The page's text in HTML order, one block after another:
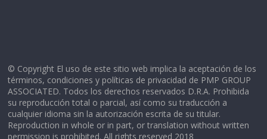
© Copyright El uso de este sitio web implica la aceptación de los
términos, condiciones y políticas de privacidad de PMP GROUP
ASSOCIATED. Todos los derechos reservados D.R.A. Prohibida
su reproducción total o parcial, así como su traducción a
cualquier idioma sin la autorización escrita de su titular.
Reproduction in whole or in part, or translation without written
permission is prohibited. All rights reserved 2018